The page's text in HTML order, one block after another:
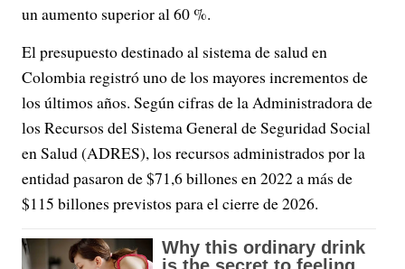
un aumento superior al 60 %.
El presupuesto destinado al sistema de salud en
Colombia registró uno de los mayores incrementos de
los últimos años. Según cifras de la Administradora de
los Recursos del Sistema General de Seguridad Social
en Salud (ADRES), los recursos administrados por la
entidad pasaron de $71,6 billones en 2022 a más de
$115 billones previstos para el cierre de 2026.